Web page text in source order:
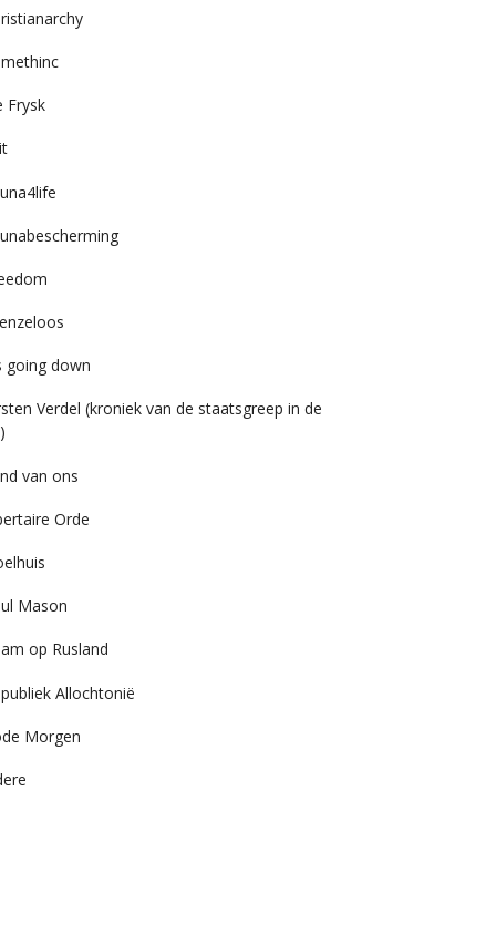
Frysk
going down
Verdel (kroniek van de staatsgreep in de
van ons
Orde
Mason
op Rusland
Allochtonië
Morgen